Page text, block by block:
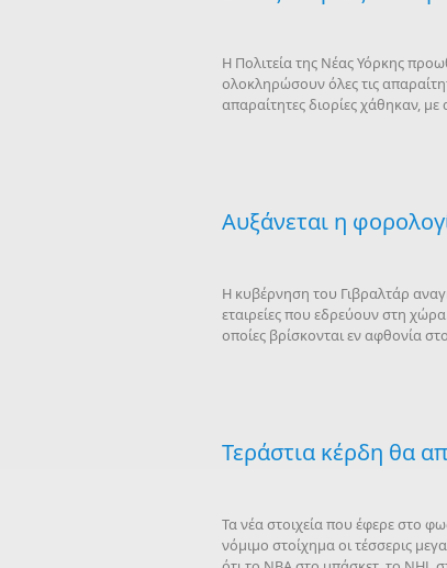
Η Πολιτεία της Νέας Υόρκης
ολοκληρώσουν όλες τις
απαραίτητες διορίες χάθηκαν,
Αυξάνεται η
Η κυβέρνηση του Γιβραλτάρ
εταιρείες που εδρεύουν στη
οποίες βρίσκονται εν αφθονία
Τεράστια κέρδη θα
Τα νέα στοιχεία που έφερε στο
νόμιμο στοίχημα οι τέσσερις